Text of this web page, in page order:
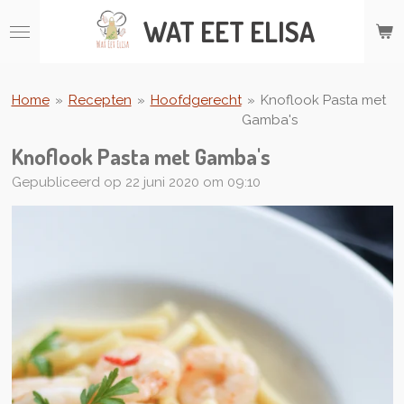
direct
hoofdinhoud
WAT EET ELISA
Home » Recepten » Hoofdgerecht » Knoflook Pasta met
Gamba's
Knoflook Pasta met Gamba's
Gepubliceerd op 22 juni 2020 om 09:10